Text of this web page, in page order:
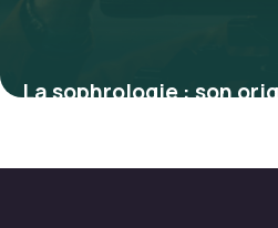
La sophrologie : son
25 septembre 2025